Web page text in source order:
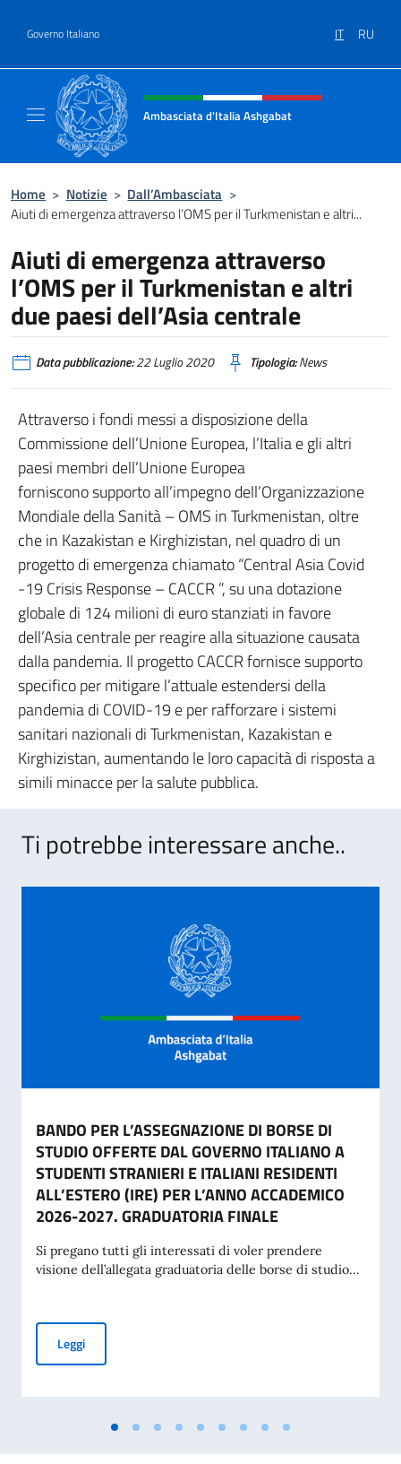
Governo Italiano IT RU
Intestazione sito, social e menù
Ambasciata d'Italia Ashgabat
Home > Notizie > Dall’Ambasciata >
Aiuti di emergenza attraverso l’OMS per il Turkmenistan e altri...
Aiuti di emergenza attraverso
l’OMS per il Turkmenistan e altri
due paesi dell’Asia centrale
Data pubblicazione:22 Luglio 2020 Tipologia:News
Attraverso i fondi messi a disposizione della
Commissione dell’Unione Europea, l’Italia e gli altri
paesi membri dell’Unione Europea
forniscono supporto all’impegno dell’Organizzazione
Mondiale della Sanità – OMS in Turkmenistan, oltre
che in Kazakistan e Kirghizistan, nel quadro di un
progetto di emergenza chiamato “Central Asia Covid
-19 Crisis Response – CACCR ”, su una dotazione
globale di 124 milioni di euro stanziati in favore
dell’Asia centrale per reagire alla situazione causata
dalla pandemia. Il progetto CACCR fornisce supporto
specifico per mitigare l’attuale estendersi della
pandemia di COVID-19 e per rafforzare i sistemi
sanitari nazionali di Turkmenistan, Kazakistan e
Kirghizistan, aumentando le loro capacità di risposta a
simili minacce per la salute pubblica.
Ti potrebbe interessare anche..
BANDO PER L’ASSEGNAZIONE DI BORSE DI
STUDIO OFFERTE DAL GOVERNO ITALIANO A
STUDENTI STRANIERI E ITALIANI RESIDENTI
ALL’ESTERO (IRE) PER L’ANNO ACCADEMICO
2026-2027. GRADUATORIA FINALE
Si pregano tutti gli interessati di voler prendere
visione dell’allegata graduatoria delle borse di studio...
LeggiBANDO PER L’ASSEGNAZIONE DI BORSE DI STUDIO